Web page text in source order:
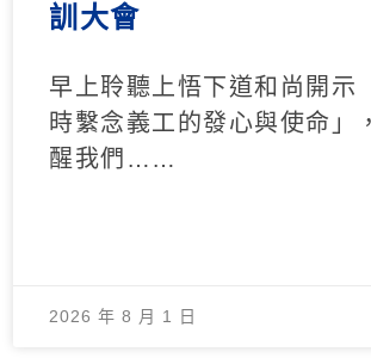
訓大會
早上聆聽上悟下道和尚開示
時繫念義工的發心與使命」
醒我們……
2026 年 8 月 1 日